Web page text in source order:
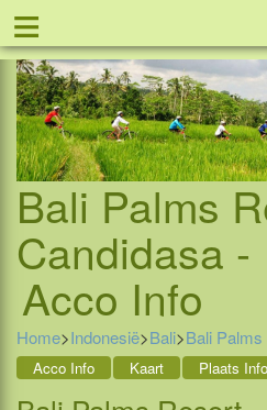
≡
Bali Palms
Candidasa -
Acco Info
Home>Indonesië>Bali>Bali
Acco Info Kaart Plaats Info